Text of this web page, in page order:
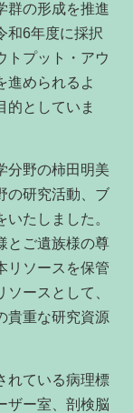
群の形成を推進
和6年度に採択
トプット・アウ
進められるよ
的としていま
分野の柿田明美
の研究活動、ブ
たしました。
とご遺族様の尊
リソースを保管
ースとして、
貴重な研究資源
れている病理標
ザー室、剖検脳